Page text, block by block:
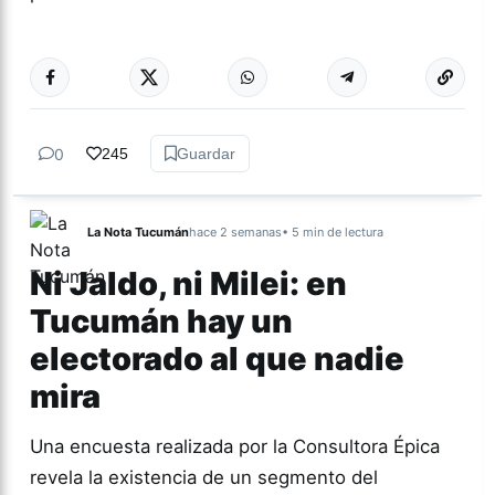
NACIONALES Más
0 245 Guardar
La Nota Tucumánhace 2 semanas• 5 min de lectura
Ni Jaldo, ni Milei: en
Tucumán hay un
electorado al que nadie
mira
Una encuesta realizada por la Consultora Épica
revela la existencia de un segmento del